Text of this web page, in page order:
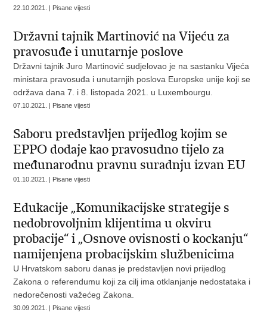
22.10.2021. | Pisane vijesti
Državni tajnik Martinović na Vijeću za
pravosuđe i unutarnje poslove
Državni tajnik Juro Martinović sudjelovao je na sastanku Vijeća
ministara pravosuđa i unutarnjih poslova Europske unije koji se
održava dana 7. i 8. listopada 2021. u Luxembourgu.
07.10.2021. | Pisane vijesti
Saboru predstavljen prijedlog kojim se
EPPO dodaje kao pravosudno tijelo za
međunarodnu pravnu suradnju izvan EU
01.10.2021. | Pisane vijesti
Edukacije „Komunikacijske strategije s
nedobrovoljnim klijentima u okviru
probacije“ i „Osnove ovisnosti o kockanju“
namijenjena probacijskim službenicima
U Hrvatskom saboru danas je predstavljen novi prijedlog
Zakona o referendumu koji za cilj ima otklanjanje nedostataka i
nedorečenosti važećeg Zakona.
30.09.2021. | Pisane vijesti